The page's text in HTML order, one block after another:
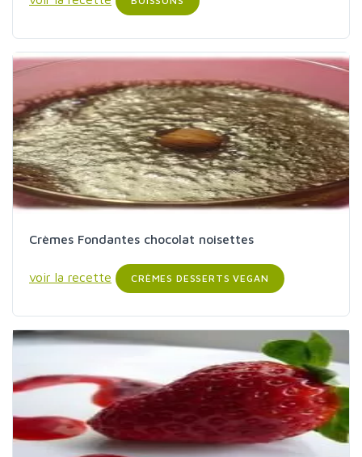
Crèmes Fondantes chocolat noisettes
voir la recette CRÈMES DESSERTS VEGAN